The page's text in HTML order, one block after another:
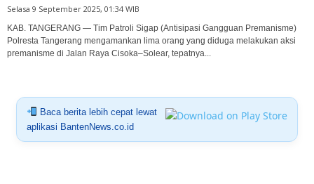
Selasa 9 September 2025, 01:34 WIB
KAB. TANGERANG — Tim Patroli Sigap (Antisipasi Gangguan Premanisme)
Polresta Tangerang mengamankan lima orang yang diduga melakukan aksi
premanisme di Jalan Raya Cisoka–Solear, tepatnya...
Baca berita lebih cepat lewat
aplikasi BantenNews.co.id